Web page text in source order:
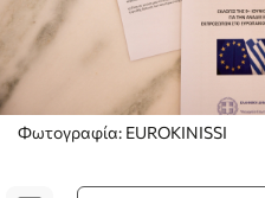
Φωτογραφία: EUROKINISSI